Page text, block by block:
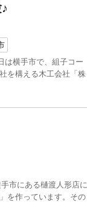
は横手市で、組子コー
を構える木工会社「株
市にある樋渡人形店に
を作っています。その